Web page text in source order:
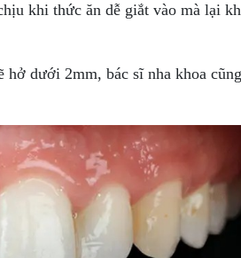
khi thức ăn dễ giắt vào mà lại
dưới 2mm, bác sĩ nha khoa